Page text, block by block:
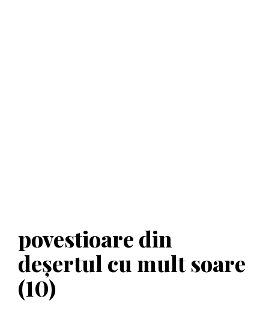
povestioare din
deşertul cu mult soare
(10)